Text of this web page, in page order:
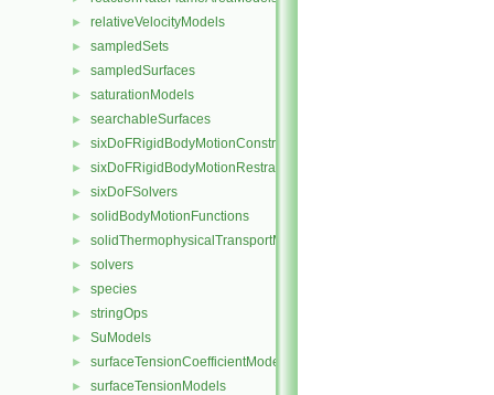
► relativeVelocityModels
► sampledSets
► sampledSurfaces
► saturationModels
► searchableSurfaces
► sixDoFRigidBodyMotionConstraints
► sixDoFRigidBodyMotionRestraints
► sixDoFSolvers
► solidBodyMotionFunctions
► solidThermophysicalTransportModels
► solvers
► species
► stringOps
► SuModels
► surfaceTensionCoefficientModels
► surfaceTensionModels